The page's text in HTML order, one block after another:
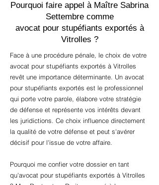
Pourquoi faire appel à Maître Sabrina
Settembre comme
avocat pour stupéfiants exportés à
Vitrolles ?
Face à une procédure pénale, le choix de votre
avocat pour stupéfiants exportés à Vitrolles
revêt une importance déterminante. Un avocat
pour stupéfiants exportés est le professionnel
qui porte votre parole, élabore votre stratégie
de défense et représente vos intérêts devant
les juridictions. Ce choix influence directement
la qualité de votre défense et peut s'avérer
décisif pour l'issue de votre affaire.
Pourquoi me confier votre dossier en tant
qu'avocat pour stupéfiants exportés à Vitrolles